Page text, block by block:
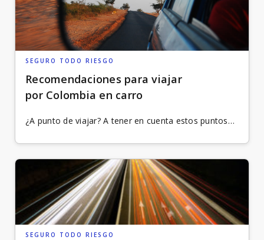
SEGURO TODO RIESGO
Recomendaciones para viajar
por Colombia en carro
¿A punto de viajar? A tener en cuenta estos puntos…
SEGURO TODO RIESGO